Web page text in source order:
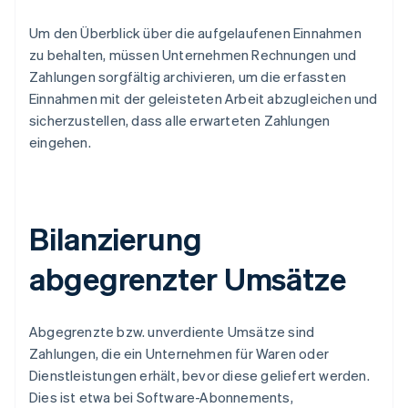
Um den Überblick über die aufgelaufenen Einnahmen
zu behalten, müssen Unternehmen Rechnungen und
Zahlungen sorgfältig archivieren, um die erfassten
Einnahmen mit der geleisteten Arbeit abzugleichen und
sicherzustellen, dass alle erwarteten Zahlungen
eingehen.
Bilanzierung
abgegrenzter Umsätze
Abgegrenzte bzw. unverdiente Umsätze sind
Zahlungen, die ein Unternehmen für Waren oder
Dienstleistungen erhält, bevor diese geliefert werden.
Dies ist etwa bei Software-Abonnements,